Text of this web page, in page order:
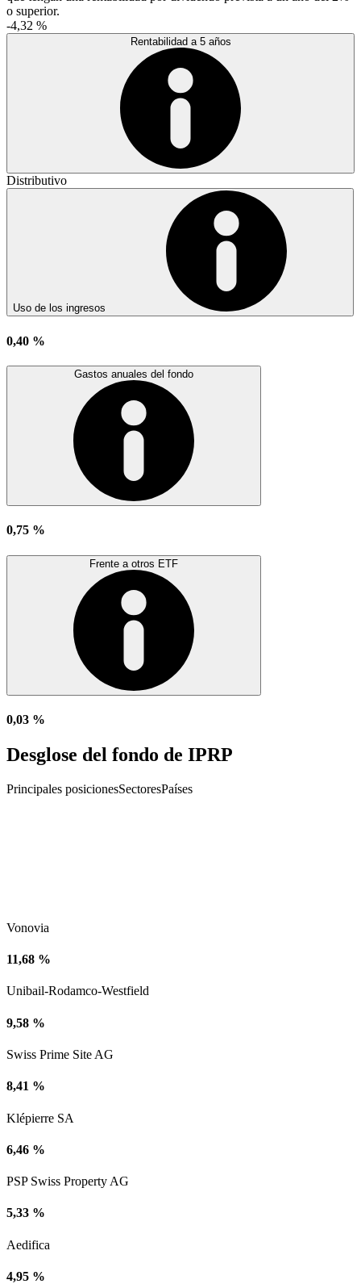
o superior.
-4,32 %
Rentabilidad a 5 años
Distributivo
Uso de los ingresos
0,40 %
Gastos anuales del fondo
0,75 %
Frente a otros ETF
0,03 %
Desglose del fondo de IPRP
Principales posicionesSectoresPaíses
Vonovia
11,68 %
Unibail-Rodamco-Westfield
9,58 %
Swiss Prime Site AG
8,41 %
Klépierre SA
6,46 %
PSP Swiss Property AG
5,33 %
Aedifica
4,95 %